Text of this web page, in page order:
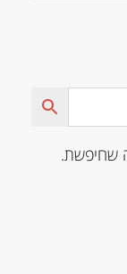
שחיפשת.